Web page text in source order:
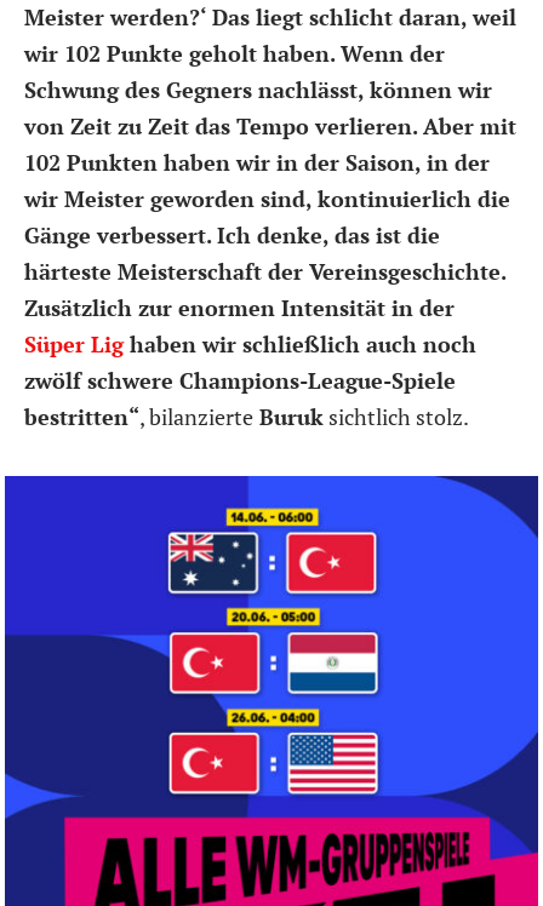
Meister werden?‘ Das liegt schlicht daran, weil
wir 102 Punkte geholt haben. Wenn der
Schwung des Gegners nachlässt, können wir
von Zeit zu Zeit das Tempo verlieren. Aber mit
102 Punkten haben wir in der Saison, in der
wir Meister geworden sind, kontinuierlich die
Gänge verbessert. Ich denke, das ist die
härteste Meisterschaft der Vereinsgeschichte.
Zusätzlich zur enormen Intensität in der
Süper Lighaben wir schließlich auch noch
zwölf schwere Champions-League-Spiele
bestritten“, bilanzierte Buruk sichtlich stolz.